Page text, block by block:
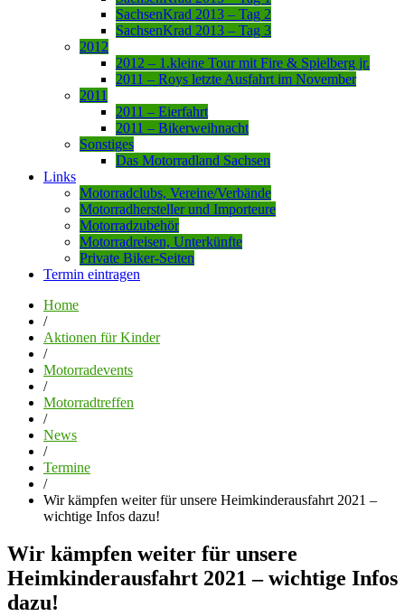
SachsenKrad 2013 – Tag 2
SachsenKrad 2013 – Tag 3
2012
2012 – 1.kleine Tour mit Fire & Spielberg jr.
2011 – Roys letzte Ausfahrt im November
2011
2011 – Eierfahrt
2011 – Bikerweihnacht
Sonstiges
Das Motorradland Sachsen
Links
Motorradclubs, Vereine/Verbände
Motorradhersteller und Importeure
Motorradzubehör
Motorradreisen, Unterkünfte
Private Biker-Seiten
Termin eintragen
Home
/
Aktionen für Kinder
/
Motorradevents
/
Motorradtreffen
/
News
/
Termine
/
Wir kämpfen weiter für unsere Heimkinderausfahrt 2021 –
wichtige Infos dazu!
Wir kämpfen weiter für unsere
Heimkinderausfahrt 2021 – wichtige Infos
dazu!